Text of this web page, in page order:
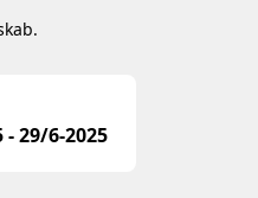
- 29/6-2025